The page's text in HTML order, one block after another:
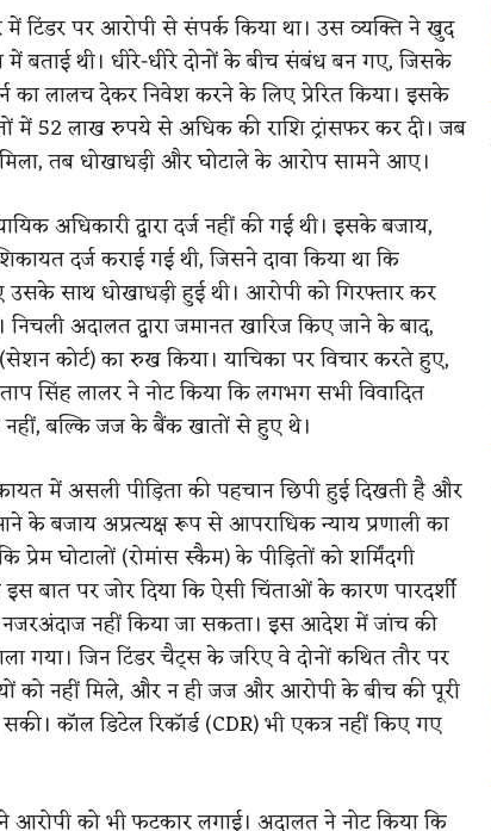
पर आरोपी से संपर्क किया था। उस व्यक्ति ने खुद
बताई थी। धीरे-धीरे दोनों के बीच संबंध बन गए, जिसके
का लालच देकर निवेश करने के लिए प्रेरित किया। इसके
में 52 लाख रुपये से अधिक की राशि ट्रांसफर कर दी। जब
मिला, तब धोखाधड़ी और घोटाले के आरोप सामने आए।
अधिकारी द्वारा दर्ज नहीं की गई थी। इसके बजाय,
दर्ज कराई गई थी, जिसने दावा किया था कि
साथ धोखाधड़ी हुई थी। आरोपी को गिरफ्तार कर
अदालत द्वारा जमानत खारिज किए जाने के बाद,
कोर्ट) का रुख किया। याचिका पर विचार करते हुए,
सिंह लालर ने नोट किया कि लगभग सभी विवादित
बल्कि जज के बैंक खातों से हुए थे।
में असली पीड़िता की पहचान छिपी हुई दिखती है और
बजाय अप्रत्यक्ष रूप से आपराधिक न्याय प्रणाली का
प्रेम घोटालों (रोमांस स्कैम) के पीड़ितों को शर्मिंदगी
बात पर जोर दिया कि ऐसी चिंताओं के कारण पारदर्शी
नहीं किया जा सकता। इस आदेश में जांच की
गया। जिन टिंडर चैट्स के जरिए वे दोनों कथित तौर पर
को नहीं मिले, और न ही जज और आरोपी के बीच की पूरी
कॉल डिटेल रिकॉर्ड (CDR) भी एकत्र नहीं किए गए
आरोपी को भी फटकार लगाई। अदालत ने नोट किया कि